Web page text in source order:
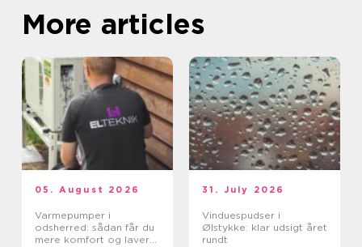
More articles
05. August 2026
Varmepumper i
odsherred: sådan får du
mere komfort og lavere
31. July 2026
Vinduespudser i
Ølstykke: klar udsigt året
rundt